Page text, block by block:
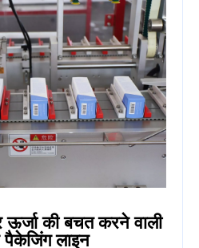
की बचत करने वाली
पैकेजिंग लाइन